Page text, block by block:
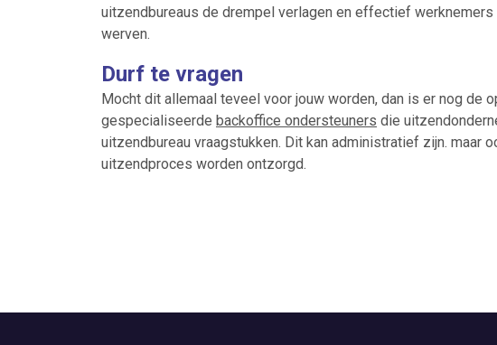
uitzendbureaus de drempel verlagen en effectief
werven.
Durf te vragen
Mocht dit allemaal teveel voor jouw worden, dan is er nog de
gespecialiseerde backoffice ondersteuners die
uitzendbureau vraagstukken. Dit kan administratief zijn. maar
uitzendproces worden ontzorgd.